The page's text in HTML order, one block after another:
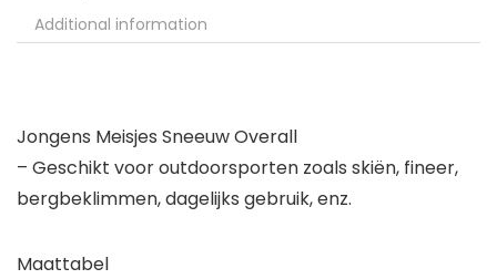
Additional information
Jongens Meisjes Sneeuw Overall
– Geschikt voor outdoorsporten zoals skiën, fineer,
bergbeklimmen, dagelijks gebruik, enz.
Maattabel